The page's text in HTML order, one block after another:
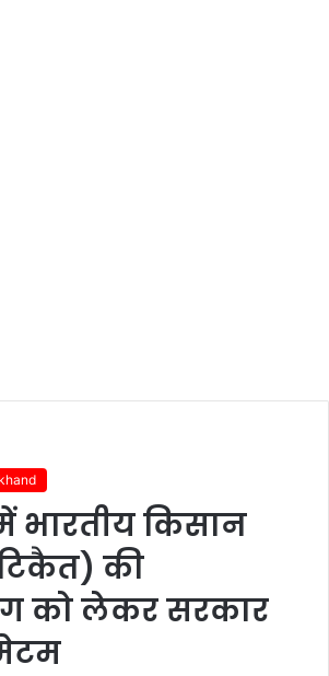
भारतीय किसान
की
को लेकर सरकार